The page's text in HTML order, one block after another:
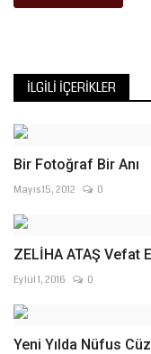
İLGILI İÇERIKLER
Bir Fotoğraf Bir Anı
Mayıs 15, 2012 0
ZELİHA ATAŞ Vefat
Eylül 1, 2016 0
Yeni Yılda Nüfus